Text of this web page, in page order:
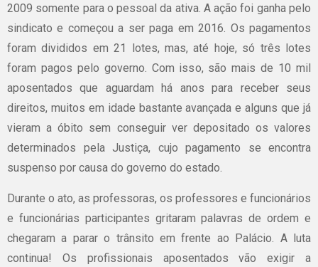
2009 somente para o pessoal da ativa. A ação foi ganha pelo
sindicato e começou a ser paga em 2016. Os pagamentos
foram divididos em 21 lotes, mas, até hoje, só três lotes
foram pagos pelo governo. Com isso, são mais de 10 mil
aposentados que aguardam há anos para receber seus
direitos, muitos em idade bastante avançada e alguns que já
vieram a óbito sem conseguir ver depositado os valores
determinados pela Justiça, cujo pagamento se encontra
suspenso por causa do governo do estado.
Durante o ato, as professoras, os professores e funcionários
e funcionárias participantes gritaram palavras de ordem e
chegaram a parar o trânsito em frente ao Palácio. A luta
continua! Os profissionais aposentados vão exigir a